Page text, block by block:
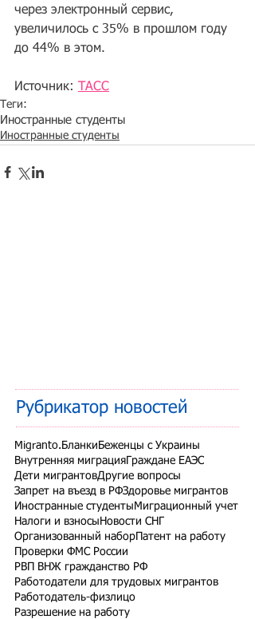
через электронный сервис,
увеличилось с 35% в прошлом году
до 44% в этом.
Источник: ТАСС
Теги:
Иностранные студенты
Иностранные студенты
Рубрикатор новостей
Migranto.Бланки Беженцы с Украины
Внутренняя миграция Граждане ЕАЭС
Дети мигрантовДругие вопросы
Запрет на въезд в РФЗдоровье мигрантов
Иностранные студенты Миграционный учет
Налоги и взносы Новости СНГ
Организованный набор Патент на работу
Проверки ФМС России
РВП ВНЖ гражданство РФ
Работодатели для трудовых мигрантов
Работодатель-физлицо
Разрешение на работу